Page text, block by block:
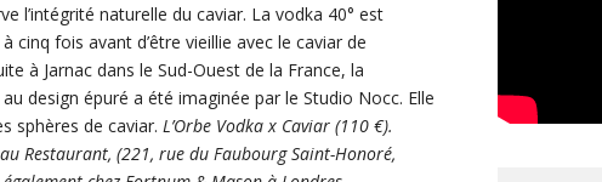
l’intégrité naturelle du caviar. La vodka 40° est
cinq fois avant d’être vieillie avec le caviar de
à Jarnac dans le Sud-Ouest de la France, la
design épuré a été imaginée par le Studio Nocc. Elle
sphères de caviar. L’Orbe Vodka x Caviar (110 €).
Restaurant, (221, rue du Faubourg Saint-Honoré,